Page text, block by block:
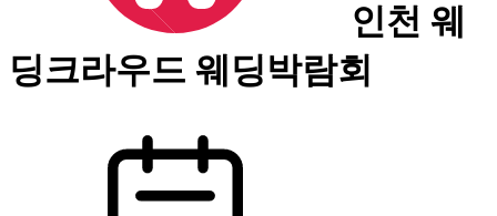
인천 웨
딩크라우드 웨딩박람회